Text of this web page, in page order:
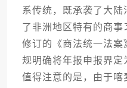
系传统，既承袭了大
了非洲地区特有的商
修订的《商法统一法案
规明确将年报申报界定
值得注意的是，由于喀